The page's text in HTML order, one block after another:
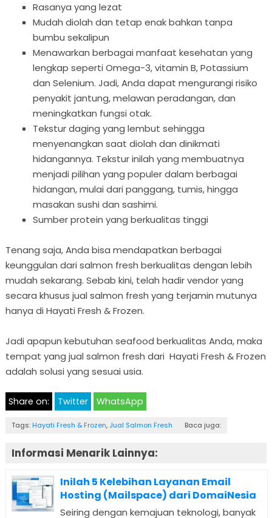
Rasanya yang lezat
Mudah diolah dan tetap enak bahkan tanpa
bumbu sekalipun
Menawarkan berbagai manfaat kesehatan yang
lengkap seperti Omega-3, vitamin B, Potassium
dan Selenium. Jadi, Anda dapat mengurangi risiko
penyakit jantung, melawan peradangan, dan
meningkatkan fungsi otak.
Tekstur daging yang lembut sehingga
menyenangkan saat diolah dan dinikmati
hidangannya. Tekstur inilah yang membuatnya
menjadi pilihan yang populer dalam berbagai
hidangan, mulai dari panggang, tumis, hingga
masakan sushi dan sashimi.
Sumber protein yang berkualitas tinggi
Tenang saja, Anda bisa mendapatkan berbagai
keunggulan dari salmon fresh berkualitas dengan lebih
mudah sekarang. Sebab kini, telah hadir vendor yang
secara khusus jual salmon fresh yang terjamin mutunya
hanya di Hayati Fresh & Frozen.
Jadi apapun kebutuhan seafood berkualitas Anda, maka
tempat yang jual salmon fresh dari Hayati Fresh & Frozen
adalah solusi yang sesuai usia.
Share on: Twitter WhatsApp
Tags: Hayati Fresh & Frozen, Jual Salmon Fresh Baca juga:
Informasi Menarik Lainnya:
Inilah 5 Kelebihan Layanan Email
Hosting (Mailspace) dari DomaiNesia
Seiring dengan kemajuan teknologi, banyak